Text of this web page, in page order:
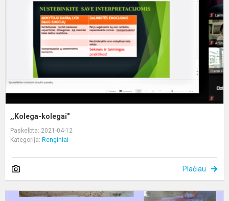
,,Kolega-kolegai"
Paskelbta: 2021-04-12
Kategorija: Renginiai
Plačiau